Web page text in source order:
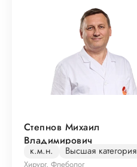
Степнов Михаил
Владимирович
к.м.н. Высшая категория
Хирург, Флеболог